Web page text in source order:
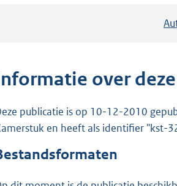
over
publicatie is op 10-12-2010
en heeft als identifier "kst-